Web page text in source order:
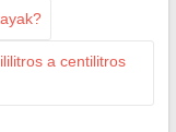
a centilitros